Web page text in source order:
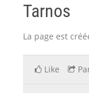
Tarnos
La page est
Like